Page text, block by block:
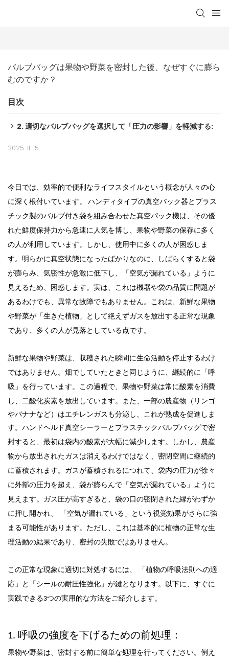
バルブバッグは果物や野菜を密封した後、なぜすぐに膨ら
むのですか？
目次
2. 適切なバルブバッグを選択して「圧力の影響」を軽減する:
2025-11-15
今日では、効率的で便利なライフスタイルという概念が人々 の心
に深く根付いています。
ハンディタイプの真空パック器と プラス
チック製のバルブ付き袋を組み合わせた真空パック機は、 その優
れた鮮度保持力から急速に人気を博し、果物や野菜の保存に多く
の人が利用しています。しかし、使用中に多くの人が困惑しま
す。明らかに真空状態になったばかりなのに、しばらくすると袋
が膨らみ、気密性が急激に低下し、「空気が漏れている」ように
見えるため、 困惑 し ます。 実は、これは機器や袋の品質に問題が
あるわけでも、異常な故障でもありません。これは、 新鮮な果物
や野菜が 「 生きた植物 」 として絶えずガスを放出する正常な現象
であり 、 多く の人が見落としている点です。
新鮮な果物や野菜は、収穫された瞬間に生命活動を停止するわけ
ではありません。 畑でしていたときと同じように、 継続的に 「 呼
吸 」 を行っています。この過程で、果物や野菜は常に酸素を消費
し、二酸化炭素を放出しています。また、一部の農産物（リンゴ
やバナナなど）はエチレンガスも分泌し、これが熟成を促進しま
す。 ハンドヘルド真空シーラー とプラスチックバルブバッグで密
封すると 、 最初は袋内の酸素が大幅に減少します。しかし、農産
物から放出されたガスは消えるわけではなく 、 密閉空間に継続的
に蓄積されます。ガスが蓄積されるにつれて、袋内の圧力が徐々
に外部の圧力を超え、袋が膨らんで「空気が漏れている」ように
見えます。 ガス圧が高すぎると、袋の口の密閉された縁がわずか
に押し開かれ、
「 空気が漏れている 」
という視覚効果がさらに強
まる可能性があります。ただし、これは基本的に植物の正常な生
理活動の結果であり、密封の失敗ではありません。
この正常な現象に適切に対処するには、 「 植物の呼吸法則への適
応 」 と 「 シールの耐圧性強化 」 が鍵となります。以下に、すぐに
実践できる3つの実用的な方法をご紹介します。
1. 呼吸の強度を下げるための前処理：
果物や野菜は、密封する前に簡単な処理を行ってください。例え